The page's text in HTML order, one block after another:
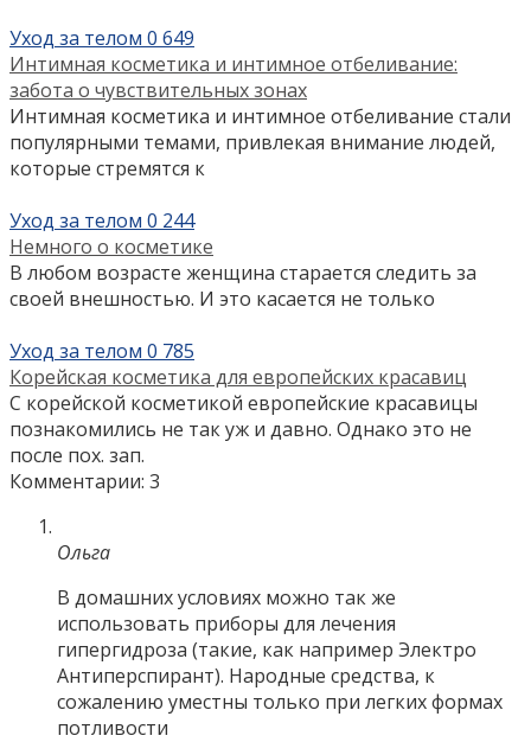
Уход за телом 0 649
Интимная косметика и интимное отбеливание:
забота о чувствительных зонах
Интимная косметика и интимное отбеливание стали
популярными темами, привлекая внимание людей,
которые стремятся к
Уход за телом 0 244
Немного о косметике
В любом возрасте женщина старается следить за
своей внешностью. И это касается не только
Уход за телом 0 785
Корейская косметика для европейских красавиц
С корейской косметикой европейские красавицы
познакомились не так уж и давно. Однако это не
после пох. зап.
Комментарии: 3
Ольга
В домашних условиях можно так же
использовать приборы для лечения
гипергидроза (такие, как например Электро
Антиперспирант). Народные средства, к
сожалению уместны только при легких формах
потливости